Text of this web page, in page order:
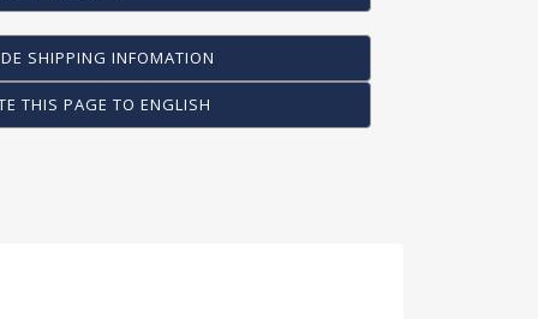
SHIPPING INFOMATION
THIS PAGE TO ENGLISH